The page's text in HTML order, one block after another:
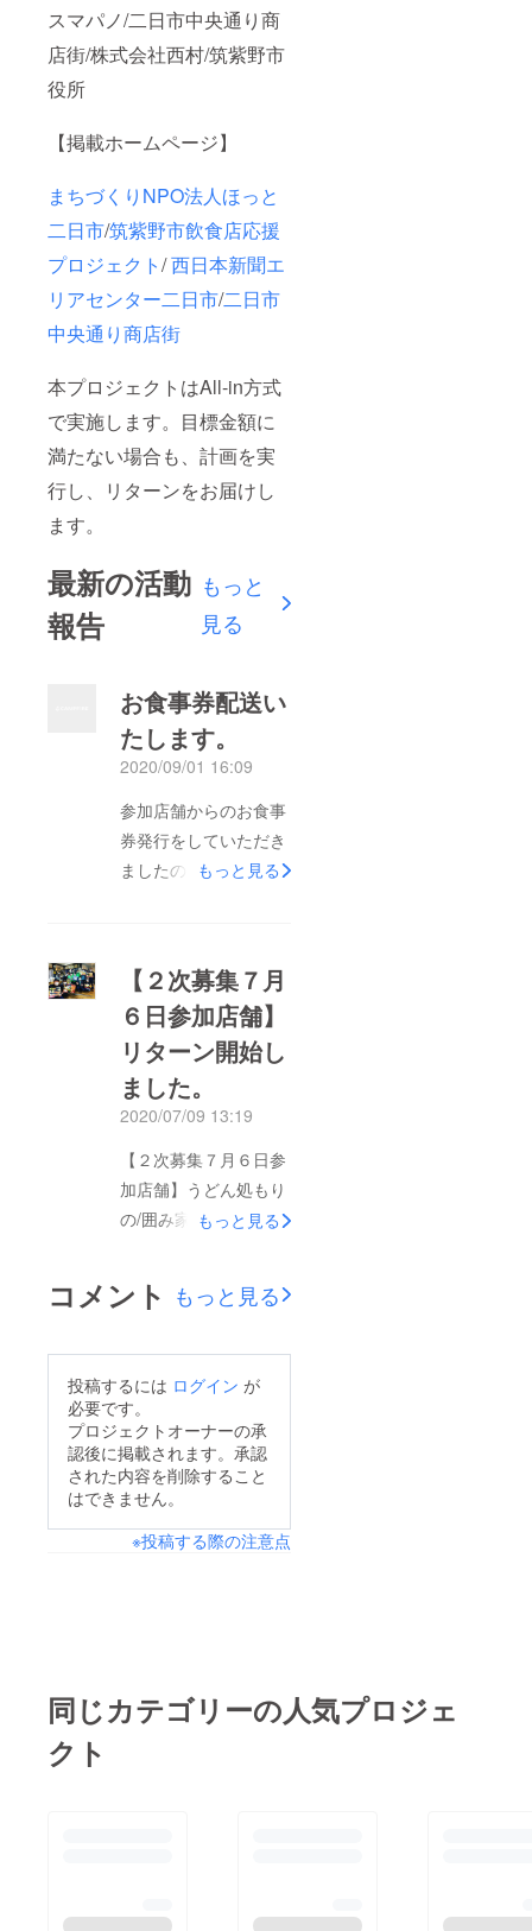
スマパノ/二日市中央通り商
店街/株式会社西村/筑紫野市
役所
【掲載ホームページ】
まちづくりNPO法人ほっと
二日市/筑紫野市飲食店応援
プロジェクト/西日本新聞エ
リアセンター二日市/二日市
中央通り商店街
本プロジェクトはAll-in方式
で実施します。目標金額に
満たない場合も、計画を実
行し、リターンをお届けし
ます。
最新の活動
報告
もっと
見る
お食事券配送い
たします。
2020/09/01 16:09
参加店舗からのお食事
券発行をしていただき
ましたので郵送にてお
おりますので確認して
頂き、ご利用くださ
い。皆様からの温かい
ご支援、心より感謝申
し上げます。
もっと見る
【２次募集７月
６日参加店舗】
リターン開始し
ました。
2020/07/09 13:19
【２次募集７月６日参
加店舗】うどん処もり
の/囲み家/酒処かむら/
＆C/とろばこ/レッ
フェル支援者の皆様あ
福岡・KBC九州朝日放
送「シリタカ」で紹介
されました。残り2週
間ほどですが、少しで
だきたいと思います。
もっと見る
コメント もっと見る
投稿するには ログイン が
必要です。
プロジェクトオーナーの承
認後に掲載されます。承認
された内容を削除すること
はできません。
※投稿する際の注意点
同じカテゴリーの人気プロジェ
クト